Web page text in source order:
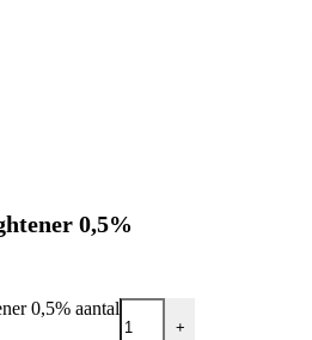
0,5%
0,5% aantal
+